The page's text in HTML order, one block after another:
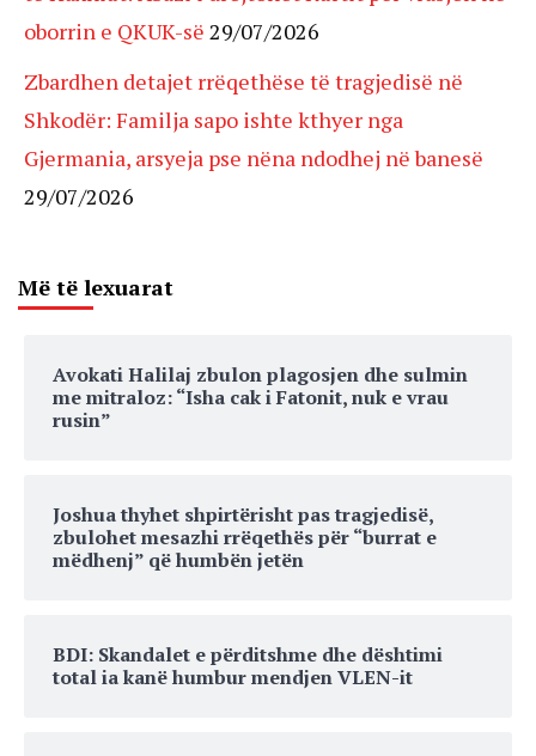
oborrin e QKUK-së 29/07/2026
Zbardhen detajet rrëqethëse të tragjedisë në
Shkodër: Familja sapo ishte kthyer nga
Gjermania, arsyeja pse nëna ndodhej në banesë
29/07/2026
Më të lexuarat
Avokati Halilaj zbulon plagosjen dhe sulmin
me mitraloz: “Isha cak i Fatonit, nuk e vrau
rusin”
Joshua thyhet shpirtërisht pas tragjedisë,
zbulohet mesazhi rrëqethës për “burrat e
mëdhenj” që humbën jetën
BDI: Skandalet e përditshme dhe dështimi
total ia kanë humbur mendjen VLEN-it